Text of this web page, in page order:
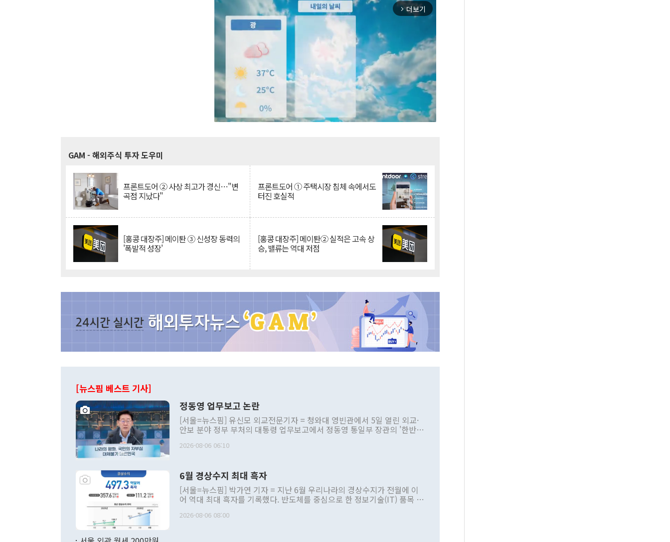
arrow_forward_ios 더보기
GAM - 해외주식 투자 도우미
프론트도어 ② 사상 최고가 경신…"변
곡점 지났다"
프론트도어 ① 주택시장 침체 속에서도
터진 호실적
[홍콩 대장주] 메이퇀 ③ 신성장 동력의
'폭발적 성장'
[홍콩 대장주] 메이퇀② 실적은 고속 상
승, 밸류는 역대 저점
[뉴스핌 베스트 기사]
정동영 업무보고 논란
[서울=뉴스핌] 유신모 외교전문기자 = 청와대 영빈관에서 5일 열린 외교·
안보 분야 정부 부처의 대통령 업무보고에서 정동영 통일부 장관의 '한반도
발언 중에는 정부 내 조율을 거치지 않은 사안을 정책으로 추진하겠다고 공
주의적 희망에 근거한 비현실적 구상'이라는 비판을 내놨다. 그동안 정 장
관의 대북 정책 관련 발언이 물의를 빚은 적은 여러 번 있지만 대통령과 유
관 부처 장관이 공개적으로 부정적 입장을 표명한 것은 이례적이다. 정 장
관의 무리한 대북 접근법과 월권을 제어해야 한다는 목소리도 높아지고 있
다. [정동영 통일부 장관이 지난달 23일 오후 서울 종로구 정부서울청사에
2026-08-06 06:10
6월 경상수지 최대 흑자
[서울=뉴스핌] 박가연 기자 = 지난 6월 우리나라의 경상수지가 전월에 이
어 역대 최대 흑자를 기록했다. 반도체를 중심으로 한 정보기술(IT) 품목 수
료=한국은행] 한국은행이 6일 발표한 '2026년 6월 국제수지(잠정)'에 따르
2026-08-06 08:00